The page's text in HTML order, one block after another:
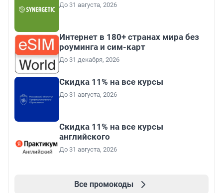
До 31 августа, 2026
Интернет в 180+ странах мира без
роуминга и сим-карт
До 31 декабря, 2026
Скидка 11% на все курсы
До 31 августа, 2026
Скидка 11% на все курсы
английского
До 31 августа, 2026
Все промокоды